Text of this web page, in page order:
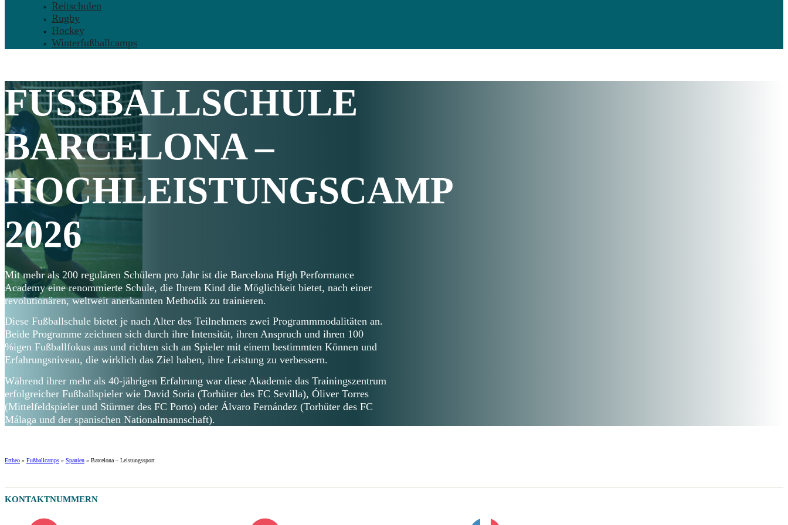
Reitschulen
Rugby
Hockey
Winterfußballcamps
FUSSBALLSCHULE B
ARCELONA
–
HOCHLEISTUNGSCAMP
2026
Mit mehr als 200 regulären Schülern pro Jahr ist die Barcelona High Performance
Academy eine renommierte Schule, die Ihrem Kind die Möglichkeit bietet, nach einer
revolutionären, weltweit anerkannten Methodik zu trainieren.
Diese Fußballschule bietet je nach Alter des Teilnehmers zwei Programmmodalitäten an.
Beide Programme zeichnen sich durch ihre Intensität, ihren Anspruch und ihren 100
%igen Fußballfokus aus und richten sich an Spieler mit einem bestimmten Können und
Erfahrungsniveau, die wirklich das Ziel haben, ihre Leistung zu verbessern.
Während ihrer mehr als 40-jährigen Erfahrung war diese Akademie das Trainingszentrum
erfolgreicher Fußballspieler wie David Soria (Torhüter des FC Sevilla), Óliver Torres
(Mittelfeldspieler und Stürmer des FC Porto) oder Álvaro Fernández (Torhüter des FC
Málaga und der spanischen Nationalmannschaft).
Ertheo » Fußballcamps » Spanien » Barcelona – Leistungssport
KONTAKTNUMMERN